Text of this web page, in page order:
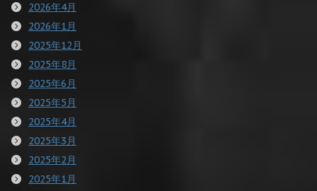
2026年4月
2026年1月
2025年12月
2025年8月
2025年6月
2025年5月
2025年4月
2025年3月
2025年2月
2025年1月